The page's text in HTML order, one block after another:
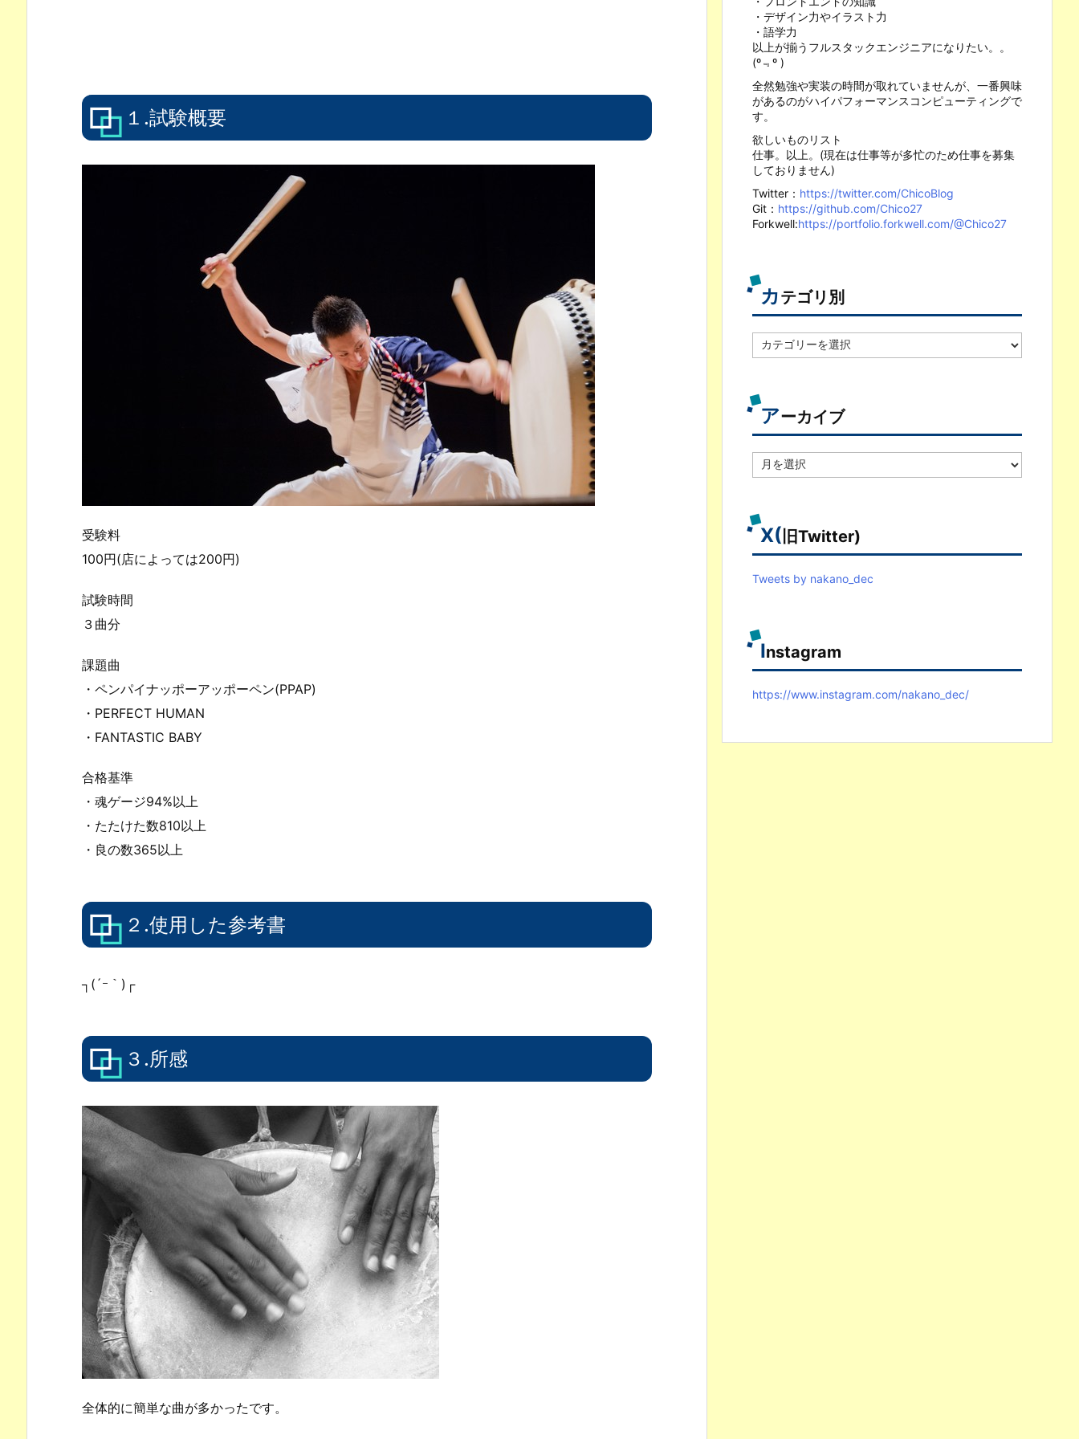
１.試験概要
受験料
100円(店によっては200円)
試験時間
３曲分
課題曲
・ペンパイナッポーアッポーペン(PPAP)
・PERFECT HUMAN
・FANTASTIC BABY
合格基準
・魂ゲージ94%以上
・たたけた数810以上
・良の数365以上
２.使用した参考書
┐(´ｰ｀)┌
３.所感
全体的に簡単な曲が多かったです。
・デザイン力やイラスト力
・語学力
以上が揃うフルスタックエンジニアになりたい。。
(º﹃º )
全然勉強や実装の時間が取れていませんが、一番興味
があるのがハイパフォーマンスコンピューティングで
す。
欲しいものリスト
仕事。以上。(現在は仕事等が多忙のため仕事を募集
しておりません)
Twitter： https://twitter.com/ChicoBlog
Git： https://github.com/Chico27
Forkwell:https://portfolio.forkwell.com/@Chico27
カテゴリ別
テ
別
アーカイブ
ー
ブ
X( 旧Twitter)
Tweets by nakano_dec
Instagram
https://www.instagram.com/nakano_dec/